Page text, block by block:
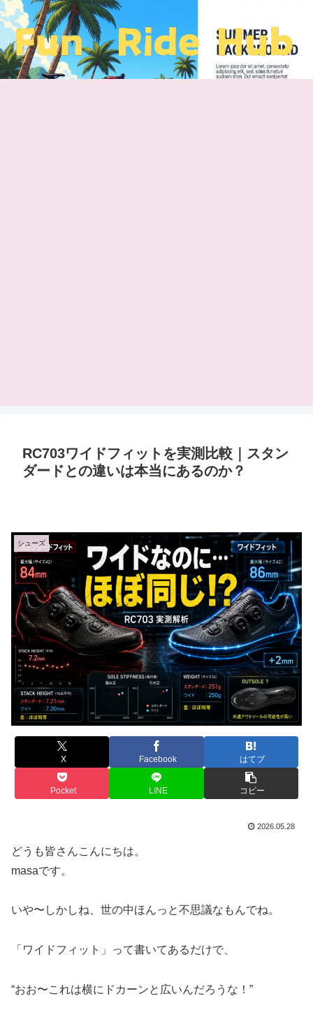
RC703ワイドフィットを実測比較｜スタン
ダードとの違いは本当にあるのか？
シューズ
X Facebook はてブ
Pocket LINE コピー
2026.05.28
どうも皆さんこんにちは。
masaです。
いや〜しかしね、世の中ほんっと不思議なもんでね。
「ワイドフィット」って書いてあるだけで、
“おお〜これは横にドカーンと広いんだろうな！”